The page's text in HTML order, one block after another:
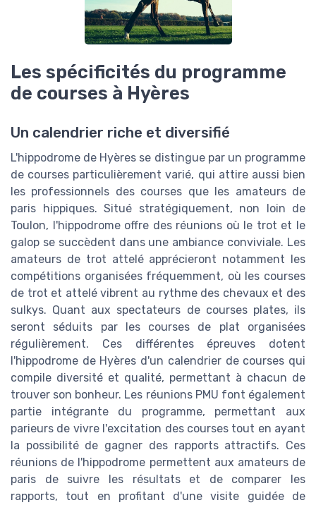
Les spécificités du programme
de courses à Hyères
Un calendrier riche et diversifié
L'hippodrome de Hyères se distingue par un programme
de courses particulièrement varié, qui attire aussi bien
les professionnels des courses que les amateurs de
paris hippiques. Situé stratégiquement, non loin de
Toulon, l'hippodrome offre des réunions où le trot et le
galop se succèdent dans une ambiance conviviale. Les
amateurs de trot attelé apprécieront notamment les
compétitions organisées fréquemment, où les courses
de trot et attelé vibrent au rythme des chevaux et des
sulkys. Quant aux spectateurs de courses plates, ils
seront séduits par les courses de plat organisées
régulièrement. Ces différentes épreuves dotent
l'hippodrome de Hyères d'un calendrier de courses qui
compile diversité et qualité, permettant à chacun de
trouver son bonheur. Les réunions PMU font également
partie intégrante du programme, permettant aux
parieurs de vivre l'excitation des courses tout en ayant
la possibilité de gagner des rapports attractifs. Ces
réunions de l'hippodrome permettent aux amateurs de
paris de suivre les résultats et de comparer les
rapports, tout en profitant d'une visite guidée de